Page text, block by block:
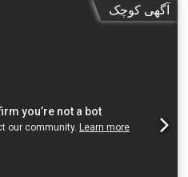
آگهی کوچک